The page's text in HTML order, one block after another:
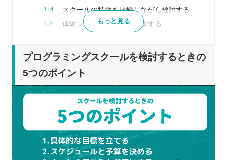
スクールの特徴を比較しながら検討する
体験レッスンがあれば参加する
イント
効果的に学べるカリキュラムか
充実したサポート体制になっているか
スケジュールに無理はないか
コース料金のほかに追加費用はないか
プログラミングスクールに通う5つのメリット
学習のモチベーションを保ちやすい
もっと見る
プログラミングスクールを検討するときの
5つのポイント